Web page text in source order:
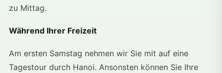
zu Mittag.
Während Ihrer Freizeit
Am ersten Samstag nehmen wir Sie mit auf eine
Tagestour durch Hanoi. Ansonsten können Sie Ihre